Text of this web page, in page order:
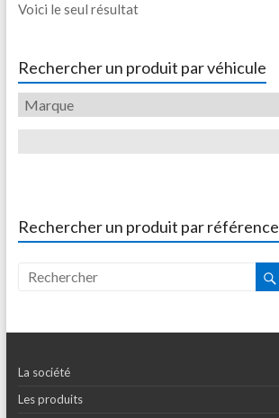
Voici le seul résultat
Rechercher un produit par véhicule
Rechercher un produit par référence
La société
Les produits